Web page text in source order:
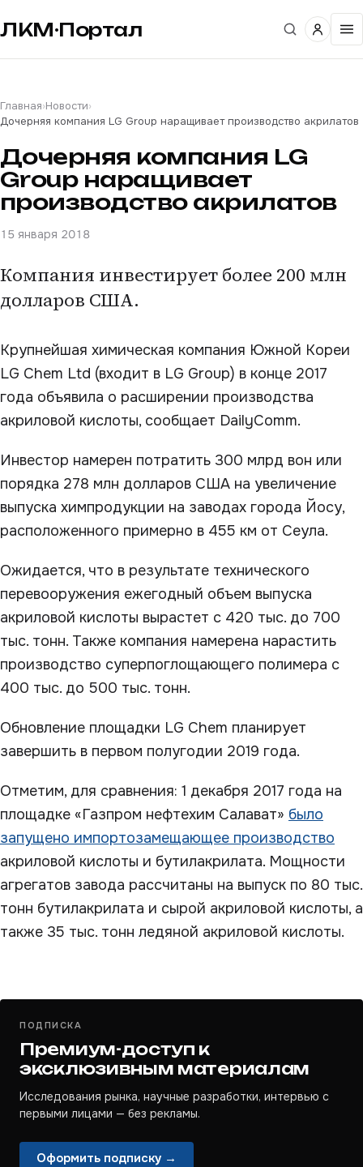
ЛКМ·Портал
Главная›Новости›
Дочерняя компания LG Group наращивает производство акрилатов
Дочерняя компания LG
Group наращивает
производство акрилатов
15 января 2018
Компания инвестирует более 200 млн
долларов США.
Крупнейшая химическая компания Южной Кореи
LG Chem Ltd (входит в LG Group) в конце 2017
года объявила о расширении производства
акриловой кислоты, сообщает DailyComm.
Инвестор намерен потратить 300 млрд вон или
порядка 278 млн долларов США на увеличение
выпуска химпродукции на заводах города Йосу,
расположенного примерно в 455 км от Сеула.
Ожидается, что в результате технического
перевооружения ежегодный объем выпуска
акриловой кислоты вырастет с 420 тыс. до 700
тыс. тонн. Также компания намерена нарастить
производство суперпоглощающего полимера с
400 тыс. до 500 тыс. тонн.
Обновление площадки LG Chem планирует
завершить в первом полугодии 2019 года.
Отметим, для сравнения: 1 декабря 2017 года на
площадке «Газпром нефтехим Салават» было
запущено импортозамещающее производство
акриловой кислоты и бутилакрилата. Мощности
агрегатов завода рассчитаны на выпуск по 80 тыс.
тонн бутилакрилата и сырой акриловой кислоты, а
также 35 тыс. тонн ледяной акриловой кислоты.
ПОДПИСКА
Премиум-доступ к
эксклюзивным материалам
Исследования рынка, научные разработки, интервью с
первыми лицами — без рекламы.
Оформить подписку →